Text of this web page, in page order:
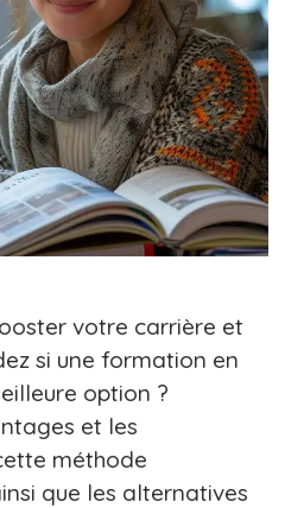
votre carrière et
si une formation en
option ?
et les
méthode
que les alternatives